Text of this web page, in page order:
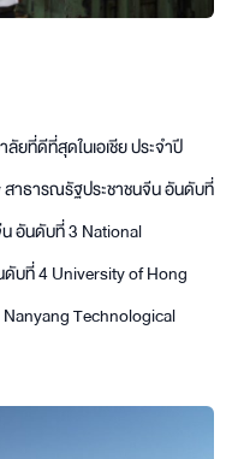
ที่ดีที่สุดในเอเชีย ประจำปี
าธารณรัฐประชาชนจีน อันดับที่
อันดับที่ 3 National
ดับที่ 4 University of Hong
Technological